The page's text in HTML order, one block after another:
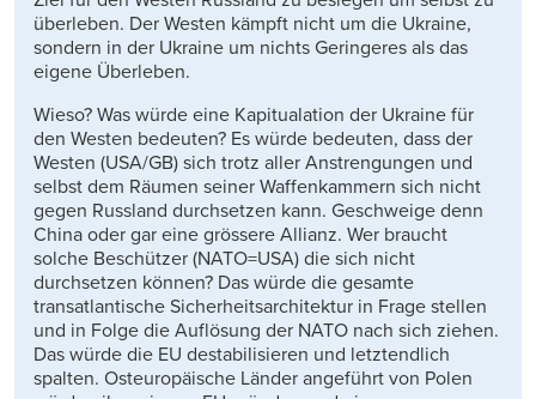
überleben. Der Westen kämpft nicht um die Ukraine,
sondern in der Ukraine um nichts Geringeres als das
eigene Überleben.
Wieso? Was würde eine Kapitualation der Ukraine für
den Westen bedeuten? Es würde bedeuten, dass der
Westen (USA/GB) sich trotz aller Anstrengungen und
selbst dem Räumen seiner Waffenkammern sich nicht
gegen Russland durchsetzen kann. Geschweige denn
China oder gar eine grössere Allianz. Wer braucht
solche Beschützer (NATO=USA) die sich nicht
durchsetzen können? Das würde die gesamte
transatlantische Sicherheitsarchitektur in Frage stellen
und in Folge die Auflösung der NATO nach sich ziehen.
Das würde die EU destabilisieren und letztendlich
spalten. Osteuropäische Länder angeführt von Polen